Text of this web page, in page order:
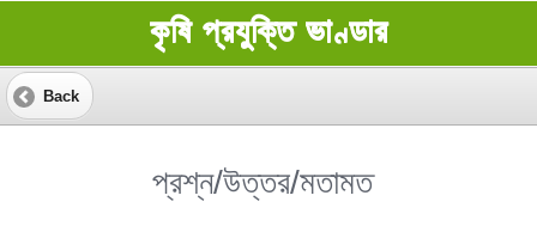
কৃষি প্রযুক্তি ভাণ্ডার
Back
প্রশ্ন/উত্তর/মতামত